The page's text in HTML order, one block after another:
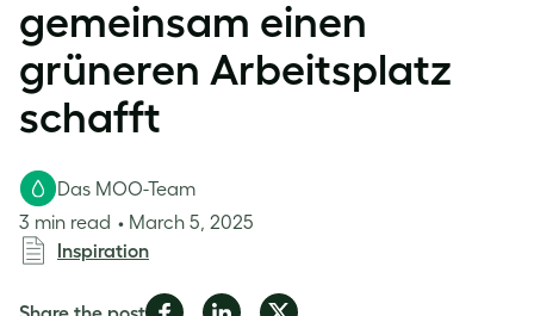
gemeinsam einen
grüneren Arbeitsplatz
schafft
Das MOO-Team
3 min read
March 5, 2025
Inspiration
Share Share Share